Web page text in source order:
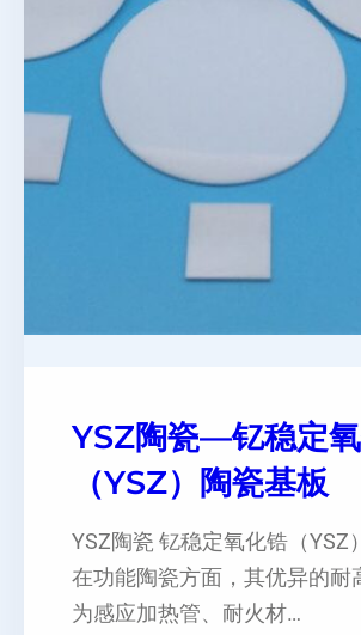
YSZ陶瓷—钇稳定
（YSZ）陶瓷基板
YSZ陶瓷 钇稳定氧化锆（YSZ
在功能陶瓷方面，其优异的耐
为感应加热管、耐火材…